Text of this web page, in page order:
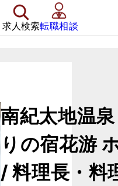
求人検索転職相談
南紀太地温
りの宿花游
/ 料理長・料